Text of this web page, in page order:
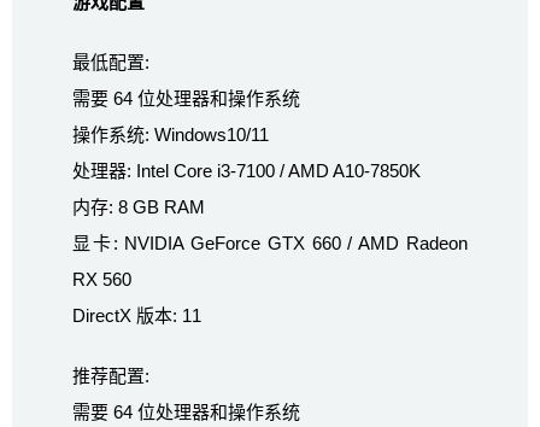
最低配置:
需要 64 位处理器和操作系统
操作系统: Windows10/11
处理器: Intel Core i3-7100 / AMD A10-7850K
内存: 8 GB RAM
显卡: NVIDIA GeForce GTX 660 / AMD Radeon
RX 560
DirectX 版本: 11
推荐配置:
需要 64 位处理器和操作系统